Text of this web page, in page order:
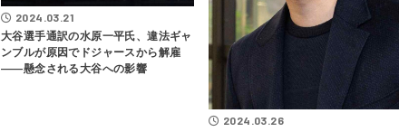
2024.03.21
大谷選手通訳の水原一平氏、違法ギャ
ンブルが原因でドジャースから解雇
――懸念される大谷への影響
2024.03.26